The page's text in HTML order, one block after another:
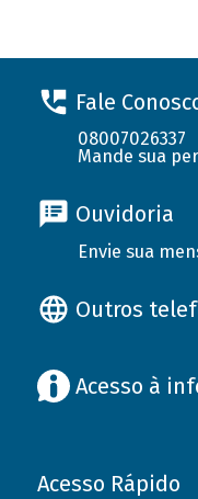
Fale
08007026337
Mande sua
Ouvidoria
Envie sua
Outros
Acesso à
Acesso Rápido